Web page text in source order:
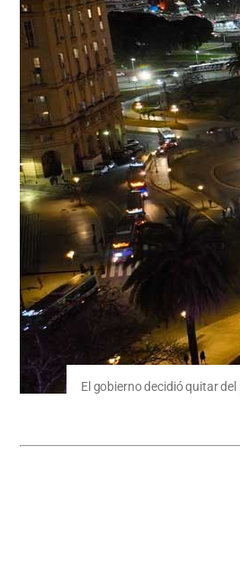
El gobierno decidió quitar